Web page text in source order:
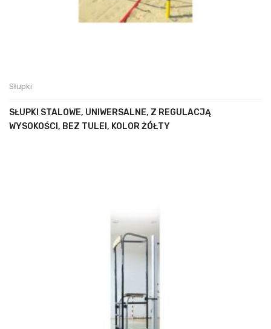
Słupki
SŁUPKI STALOWE, UNIWERSALNE, Z REGULACJĄ
WYSOKOŚCI, BEZ TULEI, KOLOR ŻÓŁTY